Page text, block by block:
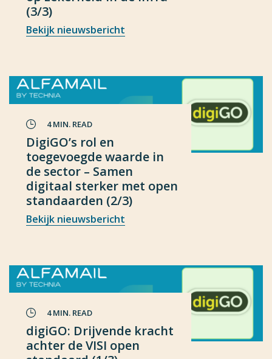
(3/3)
Bekijk nieuwsbericht
4 MIN. READ
DigiGO’s rol en
toegevoegde waarde in
de sector – Samen
digitaal sterker met open
standaarden (2/3)
Bekijk nieuwsbericht
4 MIN. READ
digiGO: Drijvende kracht
achter de VISI open